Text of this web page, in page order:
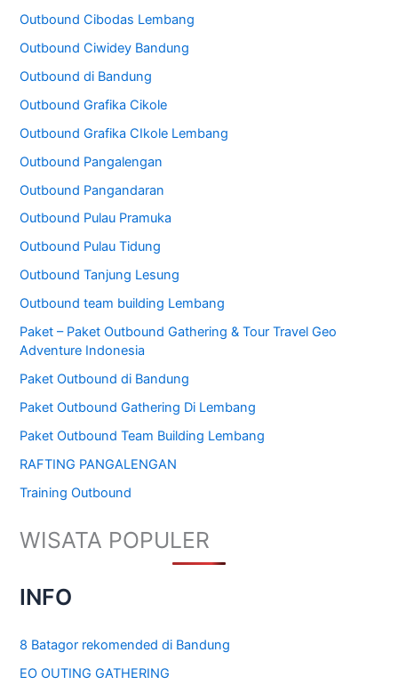
Outbound Cibodas Lembang
Outbound Ciwidey Bandung
Outbound di Bandung
Outbound Grafika Cikole
Outbound Grafika CIkole Lembang
Outbound Pangalengan
Outbound Pangandaran
Outbound Pulau Pramuka
Outbound Pulau Tidung
Outbound Tanjung Lesung
Outbound team building Lembang
Paket – Paket Outbound Gathering & Tour Travel Geo
Adventure Indonesia
Paket Outbound di Bandung
Paket Outbound Gathering Di Lembang
Paket Outbound Team Building Lembang
RAFTING PANGALENGAN
Training Outbound
WISATA POPULER
INFO
8 Batagor rekomended di Bandung
EO OUTING GATHERING